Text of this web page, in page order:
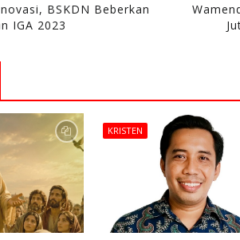
BSKDN Beberkan
IGA 2023
KRISTEN